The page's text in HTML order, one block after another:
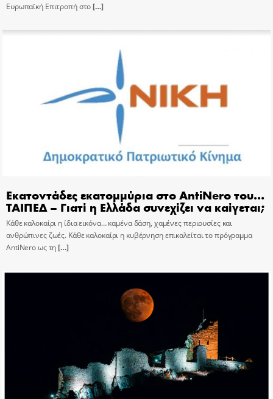
Ευρωπαϊκή Επιτροπή στο[…]
Εκατοντάδες εκατομμύρια στο AntiNero του…
ΤΑΙΠΕΔ – Γιατί η Ελλάδα συνεχίζει να καίγεται;
Κάθε καλοκαίρι η ίδια εικόνα… καμένα δάση, χαμένες περιουσίες και
ανθρώπινες ζωές. Κάθε καλοκαίρι η κυβέρνηση επικαλείται το πρόγραμμα
AntiNero ως τη[…]